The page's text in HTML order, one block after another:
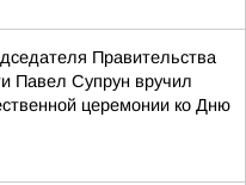
Правительства
Павел Супрун вручил
церемонии ко Дню